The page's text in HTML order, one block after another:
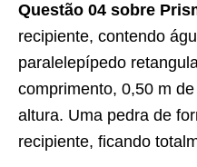
Questão 04 sobre
recipiente, contendo
paralelepípedo
comprimento, 0,50 m
altura. Uma pedra de
recipiente, ficando